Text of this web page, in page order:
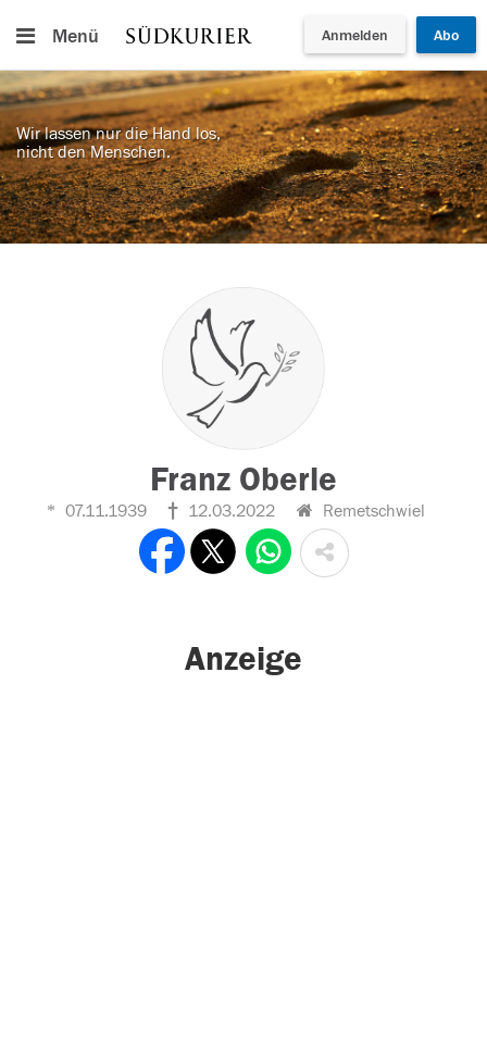
Menü Anmelden Abo
Wir lassen nur die Hand los,
nicht den Menschen.
Franz Oberle
07.11.1939 12.03.2022 Remetschwiel
Anzeige